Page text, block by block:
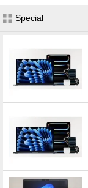
Special